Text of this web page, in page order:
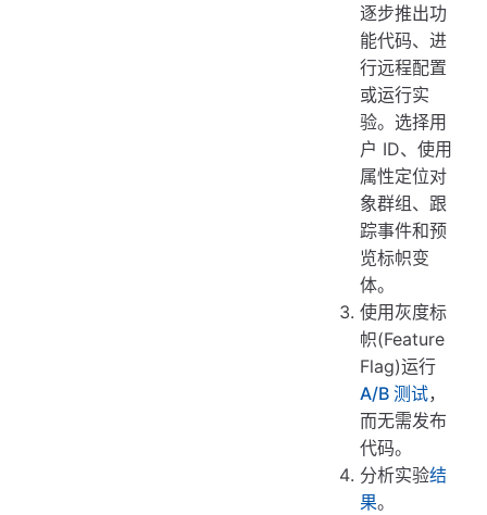
逐步推出功
能代码、进
行远程配置
或运行实
验。选择用
户 ID、使用
属性定位对
象群组、跟
踪事件和预
览标帜变
体。
使用灰度标
帜(Feature
Flag)运行
A/B 测试，
而无需发布
代码。
分析实验结
果。